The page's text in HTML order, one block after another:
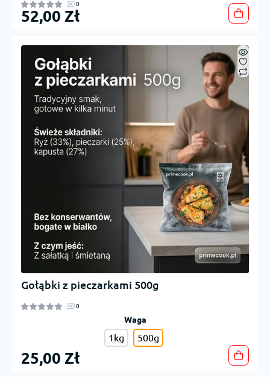
0
52,00 Zł
Gołąbki z pieczarkami 500g
0
Waga
1kg 500g
25,00 Zł